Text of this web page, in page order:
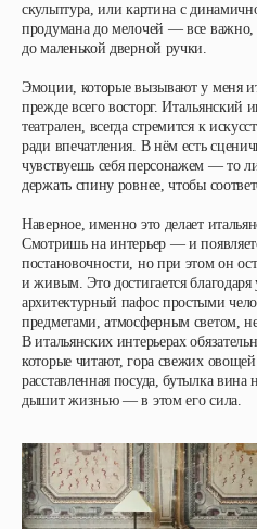
скульптура, или картина с
продумана до мелочей — все важно,
до маленькой дверной ручки.
Эмоции, которые вызывают у меня
прежде всего восторг. Итальянский
театрален, всегда стремится к
ради впечатления. В нём есть
чувствуешь себя персонажем — то
держать спину ровнее, чтобы
Наверное, именно это делает
Смотришь на интерьер — и
постановочности, но при этом он
и живым. Это достигается
архитектурный пафос простыми
предметами, атмосферным светом,
В итальянских интерьерах
которые читают, гора свежих
расставленная посуда, бутылка вина
дышит жизнью — в этом его сила.